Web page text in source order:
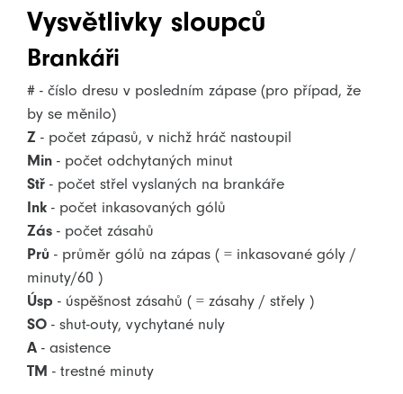
Vysvětlivky sloupců
Brankáři
# - číslo dresu v posledním zápase (pro případ, že
by se měnilo)
Z - počet zápasů, v nichž hráč nastoupil
Min - počet odchytaných minut
Stř - počet střel vyslaných na brankáře
Ink - počet inkasovaných gólů
Zás - počet zásahů
Prů - průměr gólů na zápas ( = inkasované góly /
minuty/60 )
Úsp - úspěšnost zásahů ( = zásahy / střely )
SO - shut-outy, vychytané nuly
A - asistence
TM - trestné minuty